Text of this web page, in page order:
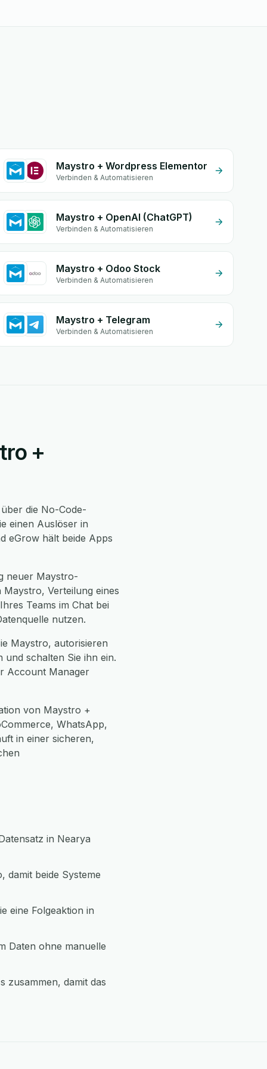
Maystro + Wordpress Elementor
Verbinden & Automatisieren
Maystro + OpenAI (ChatGPT)
Verbinden & Automatisieren
Maystro + Odoo Stock
Verbinden & Automatisieren
Maystro + Telegram
Verbinden & Automatisieren
+
die No-Code-
einen Auslöser in
eGrow hält beide Apps
neuer Maystro-
Verteilung eines
Teams im Chat bei
nutzen.
Maystro, autorisieren
schalten Sie ihn ein.
Account Manager
von Maystro +
WhatsApp,
in einer sicheren,
in Nearya
damit beide Systeme
eine Folgeaktion in
Daten ohne manuelle
zusammen, damit das